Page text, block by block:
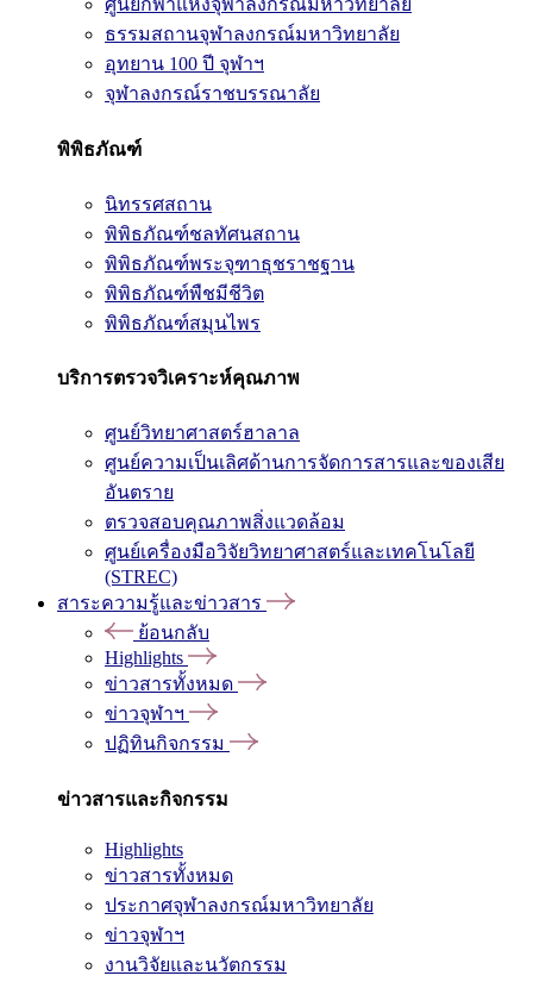
ศูนย์กีฬาแห่งจุฬาลงกรณ์มหาวิทยาลัย
ธรรมสถานจุฬาลงกรณ์มหาวิทยาลัย
อุทยาน 100 ปี จุฬาฯ
จุฬาลงกรณ์ราชบรรณาลัย
พิพิธภัณฑ์
นิทรรศสถาน
พิพิธภัณฑ์ชลทัศนสถาน
พิพิธภัณฑ์พระจุฑาธุชราชฐาน
พิพิธภัณฑ์พืชมีชีวิต
พิพิธภัณฑ์สมุนไพร
บริการตรวจวิเคราะห์คุณภาพ
ศูนย์วิทยาศาสตร์ฮาลาล
ศูนย์ความเป็นเลิศด้านการจัดการสารและของเสีย
อันตราย
ตรวจสอบคุณภาพสิ่งแวดล้อม
ศูนย์เครื่องมือวิจัยวิทยาศาสตร์และเทคโนโลยี
(STREC)
สาระความรู้และข่าวสาร
ย้อนกลับ
Highlights
ข่าวสารทั้งหมด
ข่าวจุฬาฯ
ปฏิทินกิจกรรม
ข่าวสารและกิจกรรม
Highlights
ข่าวสารทั้งหมด
ประกาศจุฬาลงกรณ์มหาวิทยาลัย
ข่าวจุฬาฯ
งานวิจัยและนวัตกรรม